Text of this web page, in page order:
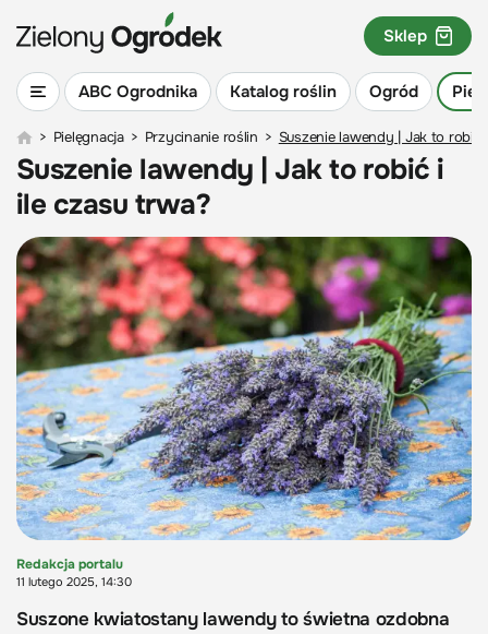
ABC Ogrodnika Katalog roślin Ogród
Sklep
> Pielęgnacja > Przycinanie roślin > Suszenie lawendy | Jak to robić
Suszenie lawendy | Jak to robić i
ile czasu trwa?
Redakcja portalu
11 lutego 2025, 14:30
Suszone kwiatostany lawendy to świetna ozdobna